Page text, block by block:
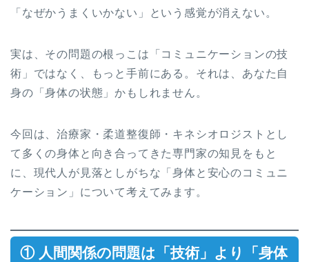
「なぜかうまくいかない」という感覚が消えない。
実は、その問題の根っこは「コミュニケーションの技
術」ではなく、もっと手前にある。それは、あなた自
身の「身体の状態」かもしれません。
今回は、治療家・柔道整復師・キネシオロジストとし
て多くの身体と向き合ってきた専門家の知見をもと
に、現代人が見落としがちな「身体と安心のコミュニ
ケーション」について考えてみます。
① 人間関係の問題は「技術」より「身体